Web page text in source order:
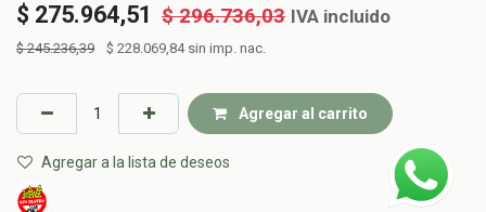
$ 275.964,51 $296.736,03 IVA incluido
$245.236,39 $ 228.069,84 sin imp. nac.
Agregar al carrito
Agregar a la lista de deseos